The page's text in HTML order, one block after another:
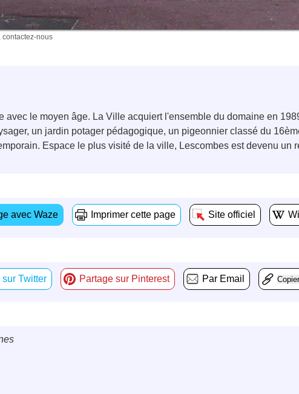
contactez-nous
avec le moyen âge. La Ville acquiert l'ensemble du domaine en
un jardin potager pédagogique, un pigeonnier classé du
Espace le plus visité de la ville, Lescombes est devenu un
avec Waze Imprimer cette page Site officiel
sur Twitter Partage sur Pinterest Par Email